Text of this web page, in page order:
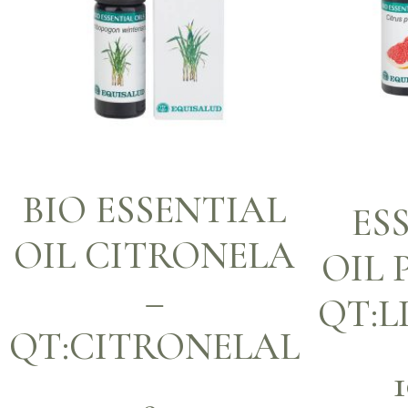
BIO ESSENTIAL
OIL CITRONELA
–
QT:CITRONELAL
OIL